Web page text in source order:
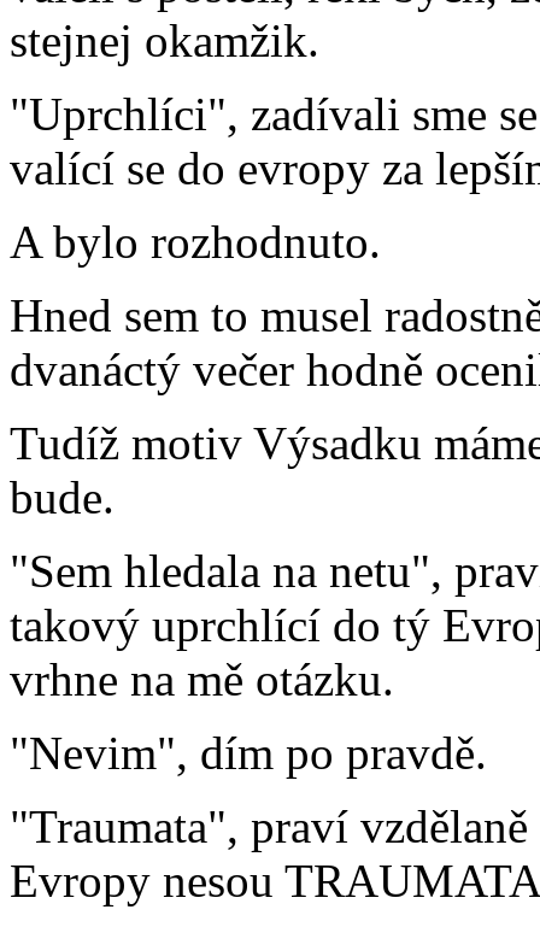
stejnej okamžik.
"Uprchlíci", zadívali sme
valící se do evropy za
A bylo rozhodnuto.
Hned sem to musel
dvanáctý večer hodně
Tudíž motiv Výsadku
bude.
"Sem hledala na netu",
takový uprchlící do tý
vrhne na mě otázku.
"Nevim", dím po pravdě.
"Traumata", praví
Evropy nesou